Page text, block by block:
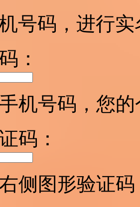
号码，进行
：
机号码，您
码：
侧图形验证码